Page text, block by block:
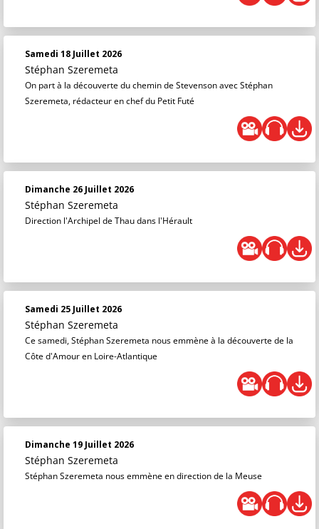
Samedi 18 Juillet 2026
Stéphan Szeremeta
On part à la découverte du chemin de Stevenson avec Stéphan
Szeremeta, rédacteur en chef du Petit Futé
Dimanche 26 Juillet 2026
Stéphan Szeremeta
Direction l'Archipel de Thau dans l'Hérault
Samedi 25 Juillet 2026
Stéphan Szeremeta
Ce samedi, Stéphan Szeremeta nous emmène à la découverte de la
Côte d'Amour en Loire-Atlantique
Dimanche 19 Juillet 2026
Stéphan Szeremeta
Stéphan Szeremeta nous emmène en direction de la Meuse